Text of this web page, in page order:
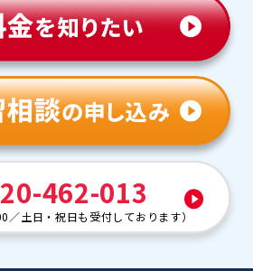
462-013
／土日・祝日も受付しております）